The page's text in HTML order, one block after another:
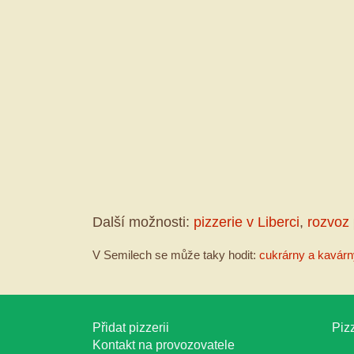
Další možnosti: pizzerie v Liberci, rozvoz
V Semilech se může taky hodit: cukrárny a
Přidat pizzerii
Kontakt na provozovatele